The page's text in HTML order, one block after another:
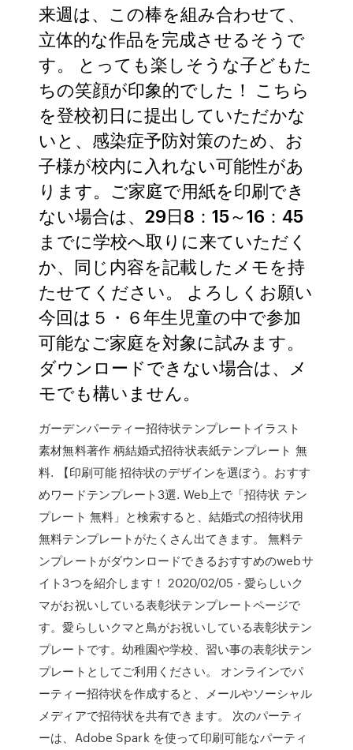
来週は、この棒を組み合わせて、
立体的な作品を完成させるそうで
す。 とっても楽しそうな子どもた
ちの笑顔が印象的でした！ こちら
を登校初日に提出していただかな
いと、感染症予防対策のため、お
子様が校内に入れない可能性があ
ります。ご家庭で用紙を印刷でき
ない場合は、29日8：15～16：45
までに学校へ取りに来ていただく
か、同じ内容を記載したメモを持
たせてください。 よろしくお願い
今回は５・６年生児童の中で参加
可能なご家庭を対象に試みます。
ダウンロードできない場合は、メ
モでも構いません。
ガーデンパーティー招待状テンプレートイラスト
素材無料著作 柄結婚式招待状表紙テンプレート 無
料. 【印刷可能 招待状のデザインを選ぼう。おすす
めワードテンプレート3選. Web上で「招待状 テン
プレート 無料」と検索すると、結婚式の招待状用
無料テンプレートがたくさん出てきます。 無料テ
ンプレートがダウンロードできるおすすめのwebサ
イト3つを紹介します！ 2020/02/05 - 愛らしいク
マがお祝いしている表彰状テンプレートページで
す。愛らしいクマと鳥がお祝いしている表彰状テン
プレートです。幼稚園や学校、習い事の表彰状テン
プレートとしてご利用ください。 オンラインでパ
ーティー招待状を作成すると、メールやソーシャル
メディアで招待状を共有できます。 次のパーティ
ーは、Adobe Spark を使って印刷可能なパーティ